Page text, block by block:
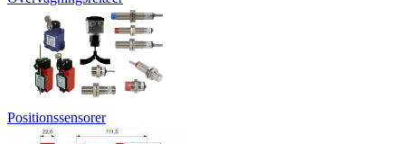
Positionssensorer